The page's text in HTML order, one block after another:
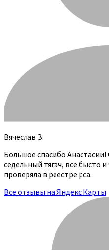
Вячеслав З.
Большое спасибо Анастасии!
седельный тягач, все бысто и
проверяла в реестре рса.
Все отзывы на Яндекс.Карты